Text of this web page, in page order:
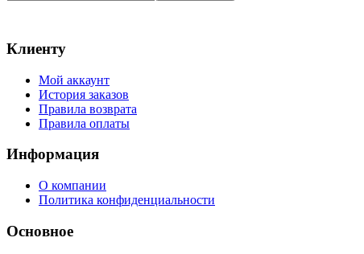
Клиенту
Мой аккаунт
История заказов
Правила возврата
Правила оплаты
Информация
О компании
Политика конфиденциальности
Основное